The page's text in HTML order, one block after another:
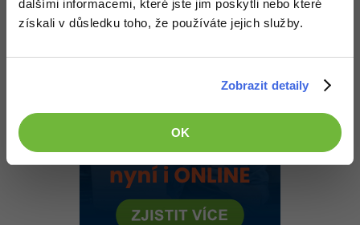
dalšími informacemi, které jste jim poskytli nebo které
získali v důsledku toho, že používáte jejich služby.
Zobrazit detaily
OK
Nahoru Odpovědět